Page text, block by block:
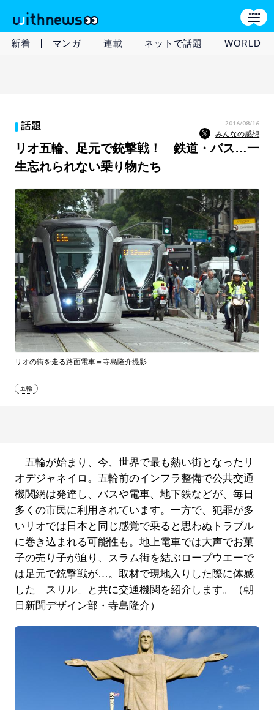
新着 マンガ 連載 ネットで話題 WORLD
話題 2016/08/16
みんなの感想
リオ五輪、足元で銃撃戦！ 鉄道・バス…一
生忘れられない乗り物たち
リオの街を走る路面電車＝寺島隆介撮影
五輪
五輪が始まり、今、世界で最も熱い街となったリ
オデジャネイロ。五輪前のインフラ整備で公共交通
機関網は発達し、バスや電車、地下鉄などが、毎日
多くの市民に利用されています。一方で、犯罪が多
いリオでは日本と同じ感覚で乗ると思わぬトラブル
に巻き込まれる可能性も。地上電車では大声でお菓
子の売り子が迫り、スラム街を結ぶロープウエーで
は足元で銃撃戦が…。取材で現地入りした際に体感
した「スリル」と共に交通機関を紹介します。（朝
日新聞デザイン部・寺島隆介）